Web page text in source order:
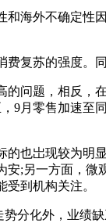
外不确定性
苏的强度。同
题，相反，
9月零售加速
岀现较为明
;另一方面，
到机构关注。
化外，业绩